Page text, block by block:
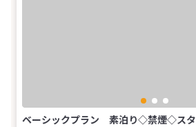
ベーシックプラン 素泊り◇禁煙◇スタ